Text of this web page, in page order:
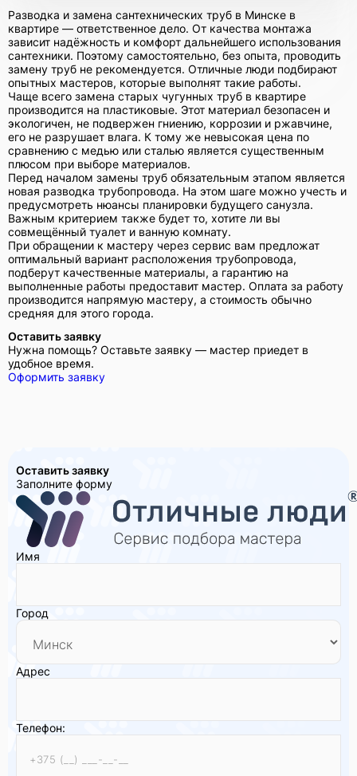
Разводка и замена сантехнических труб в Минске в
квартире — ответственное дело. От качества монтажа
зависит надёжность и комфорт дальнейшего использования
сантехники. Поэтому самостоятельно, без опыта, проводить
замену труб не рекомендуется. Отличные люди подбирают
опытных мастеров, которые выполнят такие работы.
Чаще всего замена старых чугунных труб в квартире
производится на пластиковые. Этот материал безопасен и
экологичен, не подвержен гниению, коррозии и ржавчине,
его не разрушает влага. К тому же невысокая цена по
сравнению с медью или сталью является существенным
плюсом при выборе материалов.
Перед началом замены труб обязательным этапом является
новая разводка трубопровода. На этом шаге можно учесть и
предусмотреть нюансы планировки будущего санузла.
Важным критерием также будет то, хотите ли вы
совмещённый туалет и ванную комнату.
При обращении к мастеру через сервис вам предложат
оптимальный вариант расположения трубопровода,
подберут качественные материалы, а гарантию на
выполненные работы предоставит мастер. Оплата за работу
производится напрямую мастеру, а стоимость обычно
средняя для этого города.
Оставить заявку
Нужна помощь? Оставьте заявку — мастер приедет в
удобное время.
Оформить заявку
Оставить заявку
Заполните форму
Имя
Город
Адрес
Телефон: